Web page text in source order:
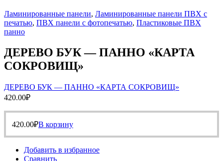
Ламинированные панели, Ламинированные панели ПВХ с
печатью, ПВХ панели с фотопечатью, Пластиковые ПВХ
панно
ДЕРЕВО БУК — ПАННО «КАРТА
СОКРОВИЩ»
ДЕРЕВО БУК — ПАННО «КАРТА СОКРОВИЩ»
420.00₽
420.00₽В корзину
Добавить в избранное
Сравнить